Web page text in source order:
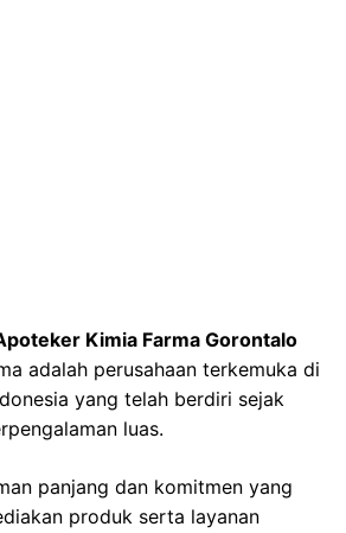
Kimia Farma Gorontalo
adalah perusahaan terkemuka di
yang telah berdiri sejak
luas.
panjang dan komitmen yang
produk serta layanan